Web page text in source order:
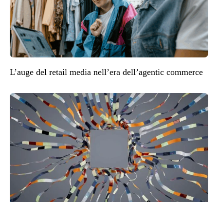
L’auge del retail media nell’era dell’agentic commerce